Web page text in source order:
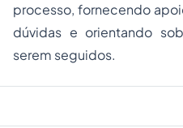
processo, fornecendo
dúvidas e orientando
serem seguidos.